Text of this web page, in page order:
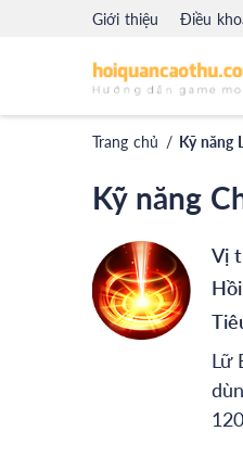
Giới thiệu Điều
Trang chủ / Kỹ năng
Kỹ năng
Vị
Lữ